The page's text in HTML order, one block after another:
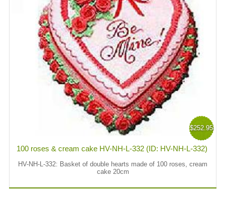
$252.95
100 roses & cream cake HV-NH-L-332 (ID: HV-NH-L-332)
HV-NH-L-332: Basket of double hearts made of 100 roses, cream
cake 20cm